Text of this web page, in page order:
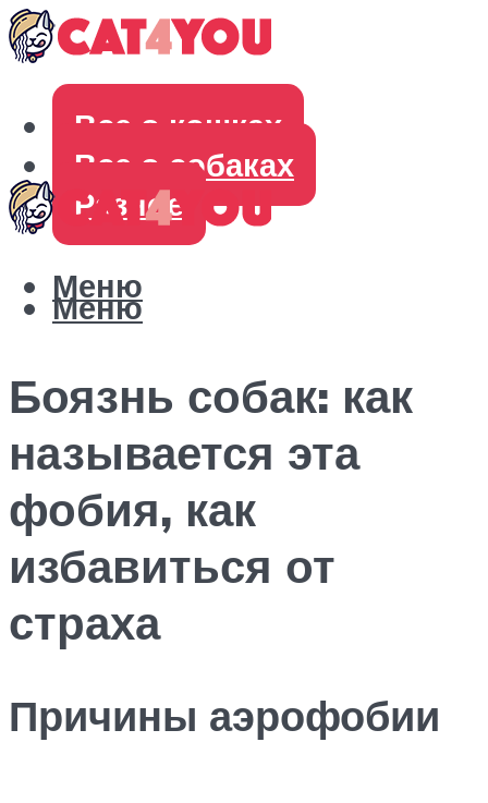
Все о кошках
Все о собаках
Разное
Меню
Меню
Боязнь собак: как
называется эта
фобия, как
избавиться от
страха
Причины аэрофобии